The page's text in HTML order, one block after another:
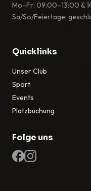
Mo–Fr: 09:00–13:00 &
Sa/So/Feiertage:
Quicklinks
Unser Club
Sport
Events
Platzbuchung
Folge uns